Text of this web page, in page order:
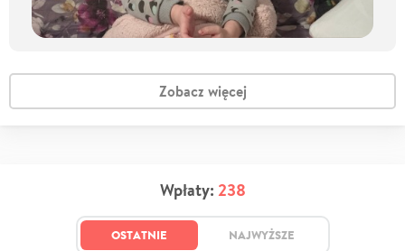
Zobacz więcej
Wpłaty: 238
OSTATNIE NAJWYŻSZE